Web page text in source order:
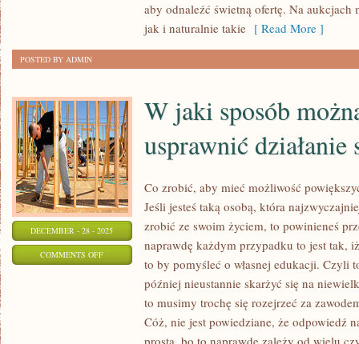
aby odnaleźć świetną ofertę. Na
jak i naturalnie takie [ Read More ]
POSTED BY ADMIN
DECEMBER - 28 - 2025
COMMENTS OFFON
W jaki sposób
usprawnić
Co zrobić, aby mieć możliwość
Jeśli jesteś taką osobą, która
zrobić ze swoim życiem, to powinieneś
naprawdę każdym przypadku to jest tak,
to by pomyśleć o własnej edukacji. Czyli
później nieustannie skarżyć się na
to musimy trochę się rozejrzeć za
Cóż, nie jest powiedziane, że odpowiedź
prosta, bo to naprawdę zależy od wielu